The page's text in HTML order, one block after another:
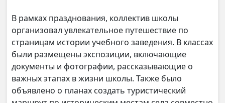
В рамках празднования, коллектив школы
организовал увлекательное путешествие по
страницам истории учебного заведения. В классах
были размещены экспозиции, включающие
документы и фотографии, рассказывающие о
важных этапах в жизни школы. Также было
объявлено о планах создать туристический